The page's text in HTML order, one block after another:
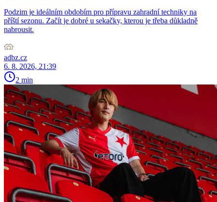
Podzim je ideálním obdobím pro přípravu zahradní techniky na
příští sezonu. Začít je dobré u sekačky, kterou je třeba důkladně
nabrousit.
adbz.cz
6. 8. 2026, 21:39
2 min